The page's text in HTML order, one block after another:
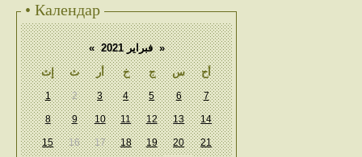
• Календар
« فبراير 2021 »
إث
ث أر خ ج س أح
1 2 3 4 5 6 7
8 9 10 11 12 13 14
15 16 17 18 19 20 21